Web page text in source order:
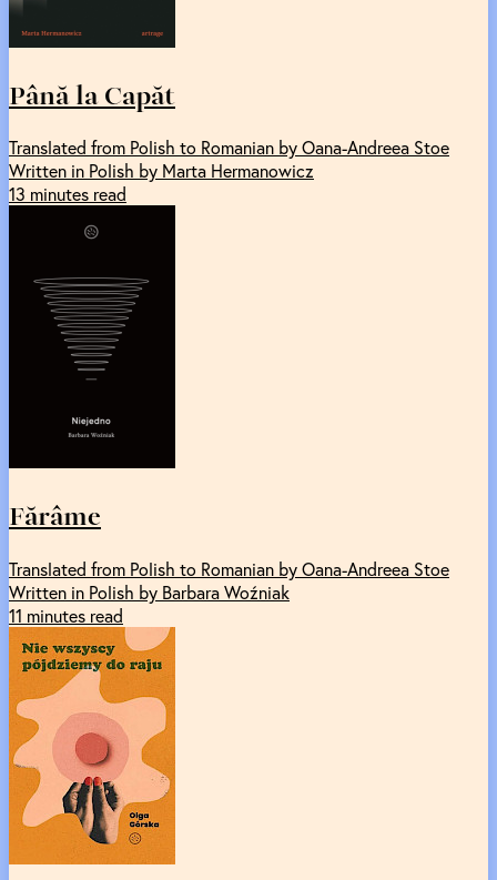
Până la Capăt
Translated from Polish to Romanian by Oana-Andreea Stoe
Written in Polish by Marta Hermanowicz
13 minutes read
Fărâme
Translated from Polish to Romanian by Oana-Andreea Stoe
Written in Polish by Barbara Woźniak
11 minutes read